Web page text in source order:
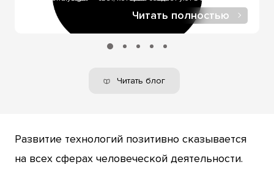
Читать полностью
Читать блог
Развитие технологий позитивно сказывается
на всех сферах человеческой деятельности.